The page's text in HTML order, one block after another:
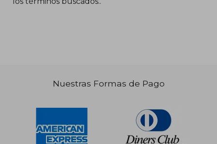
Nuestras Formas de Pago